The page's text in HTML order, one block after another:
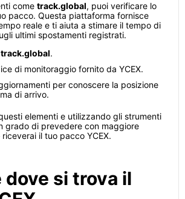
come track.global, puoi verificare lo
pacco. Questa piattaforma fornisce
reale e ti aiuta a stimare il tempo di
ultimi spostamenti registrati.
track.global.
di monitoraggio fornito da YCEX.
per conoscere la posizione
di arrivo.
elementi e utilizzando gli strumenti
grado di prevedere con maggiore
il tuo pacco YCEX.
dove si trova il